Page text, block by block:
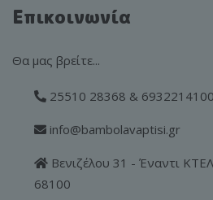
Επικοινωνία
Θα μας βρείτε...
25510 28368 & 6932214100
info@bambolavaptisi.gr
Βενιζέλου 31 - Έναντι
68100